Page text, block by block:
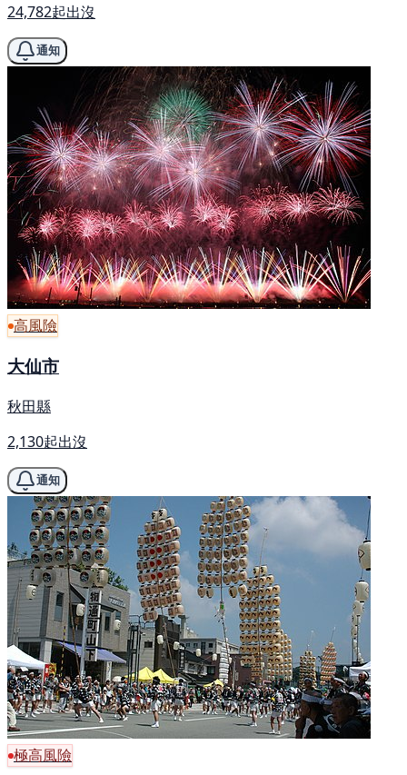
24,782起出沒
通知
高風險
大仙市
秋田縣
2,130起出沒
通知
極高風險